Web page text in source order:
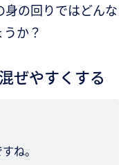
の回りではどんな
か？
ぜやすくする
ね。